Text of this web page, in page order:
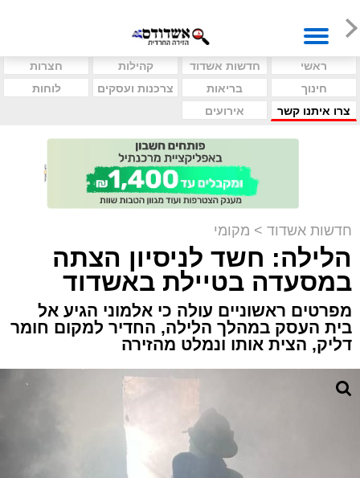
ראשי חדשות אשדוד קהילות
חצרות
חינוך
בריאות צרכנות ועסקים
לוחות
צרו איתנו קשר
אירועים
חדשות אשדוד > מקומי
הלילה: חשד לניסיון הצתה
במסעדה בטיילת באשדוד
מפרטים ראשוניים עולה כי אלמוני הגיע אל
בית העסק במהלך הלילה, החדיר למקום חומר
דליק, הצית אותו ונמלט מהזירה